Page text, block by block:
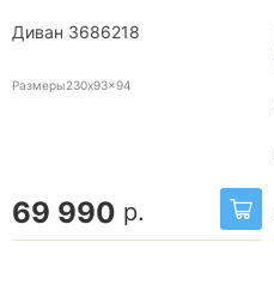
Диван 3686218
Размеры230x93x94
69 990 р.